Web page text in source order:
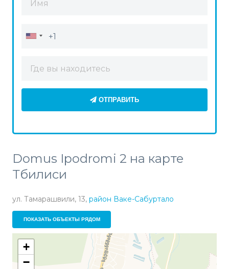
ОТПРАВИТЬ
Domus Ipodromi 2 на карте
Тбилиси
ул. Тамарашвили, 13, район Ваке-Сабуртало
ПОКАЗАТЬ ОБЪЕКТЫ РЯДОМ
+
−